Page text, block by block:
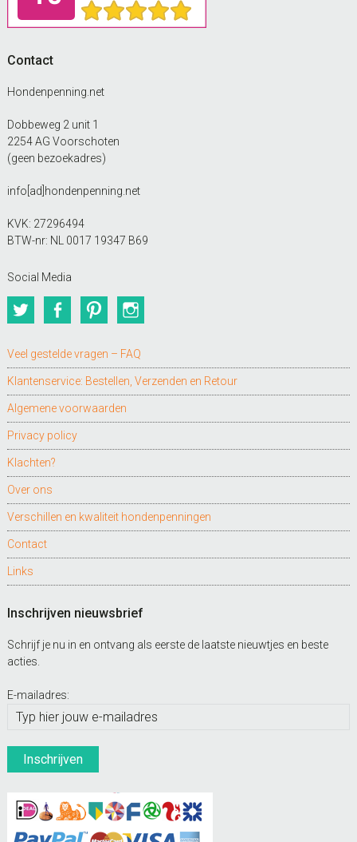
Contact
Hondenpenning.net
Dobbeweg 2 unit 1
2254 AG Voorschoten
(geen bezoekadres)
info[ad]hondenpenning.net
KVK: 27296494
BTW-nr: NL 0017 19347 B69
Social Media
TwitterFacebookPinterest
Veel gestelde vragen – FAQ
Klantenservice: Bestellen, Verzenden en Retour
Algemene voorwaarden
Privacy policy
Klachten?
Over ons
Verschillen en kwaliteit hondenpenningen
Contact
Links
Inschrijven nieuwsbrief
Schrijf je nu in en ontvang als eerste de laatste nieuwtjes en beste
acties.
E-mailadres: